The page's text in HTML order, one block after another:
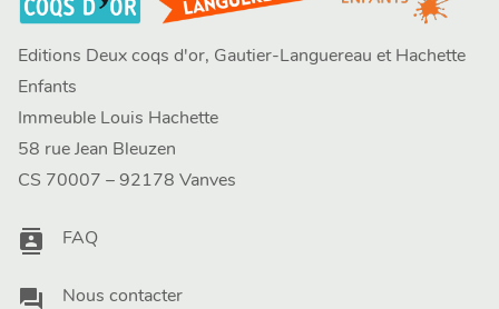
Editions Deux coqs d'or, Gautier-Languereau et Hachette
Enfants
Immeuble Louis Hachette
58 rue Jean Bleuzen
CS 70007 – 92178 Vanves
contacts FAQ
question_answer Nous contacter